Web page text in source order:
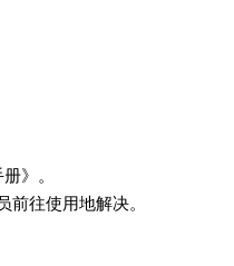
》。
往使用地解决。